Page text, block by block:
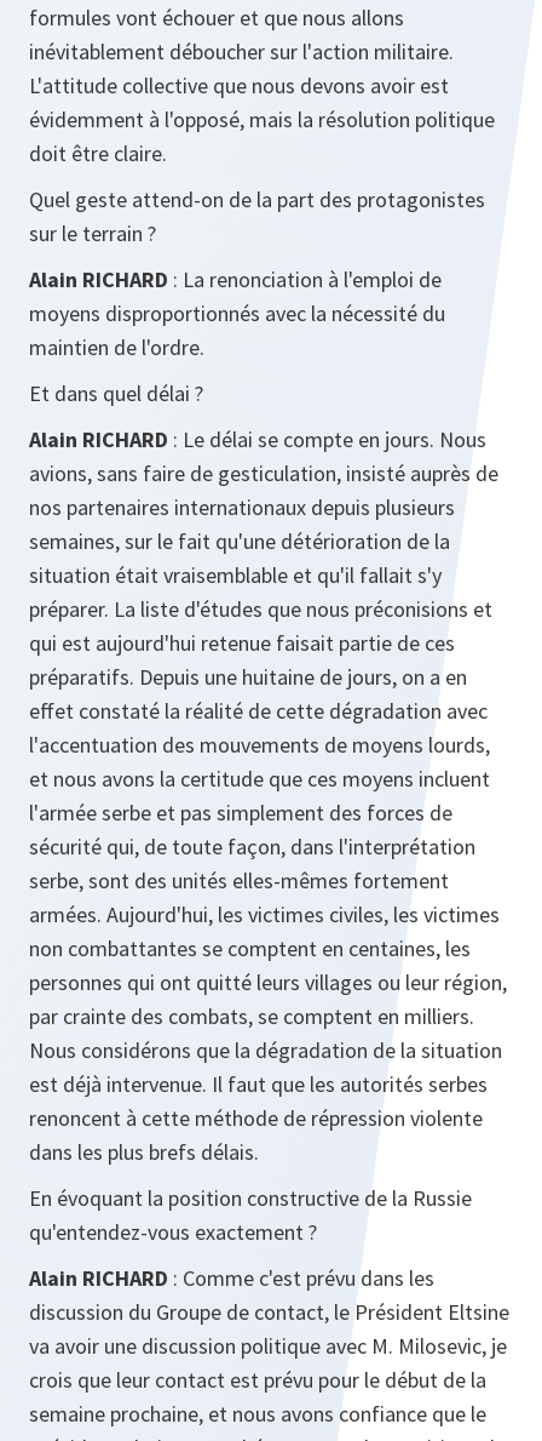
formules vont échouer et que nous allons
inévitablement déboucher sur l'action militaire.
L'attitude collective que nous devons avoir est
évidemment à l'opposé, mais la résolution politique
doit être claire.
Quel geste attend-on de la part des protagonistes
sur le terrain ?
Alain RICHARD : La renonciation à l'emploi de
moyens disproportionnés avec la nécessité du
maintien de l'ordre.
Et dans quel délai ?
Alain RICHARD : Le délai se compte en jours. Nous
avions, sans faire de gesticulation, insisté auprès de
nos partenaires internationaux depuis plusieurs
semaines, sur le fait qu'une détérioration de la
situation était vraisemblable et qu'il fallait s'y
préparer. La liste d'études que nous préconisions et
qui est aujourd'hui retenue faisait partie de ces
préparatifs. Depuis une huitaine de jours, on a en
effet constaté la réalité de cette dégradation avec
l'accentuation des mouvements de moyens lourds,
et nous avons la certitude que ces moyens incluent
l'armée serbe et pas simplement des forces de
sécurité qui, de toute façon, dans l'interprétation
serbe, sont des unités elles-mêmes fortement
armées. Aujourd'hui, les victimes civiles, les victimes
non combattantes se comptent en centaines, les
personnes qui ont quitté leurs villages ou leur région,
par crainte des combats, se comptent en milliers.
Nous considérons que la dégradation de la situation
est déjà intervenue. Il faut que les autorités serbes
renoncent à cette méthode de répression violente
dans les plus brefs délais.
En évoquant la position constructive de la Russie
qu'entendez-vous exactement ?
Alain RICHARD : Comme c'est prévu dans les
discussion du Groupe de contact, le Président Eltsine
va avoir une discussion politique avec M. Milosevic, je
crois que leur contact est prévu pour le début de la
semaine prochaine, et nous avons confiance que le